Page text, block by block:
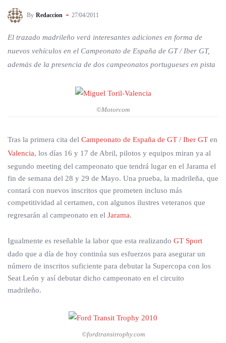
By Redaccion 27/04/2011
El trazado madrileño verá interesantes adiciones en forma de
nuevos vehículos en el Campeonato de España de GT / Iber GT,
además de la presencia de dos campeonatos portugueses en pista
©Motorcom
Tras la primera cita del Campeonato de España de GT / Iber GT en
Valencia, los días 16 y 17 de Abril, pilotos y equipos miran ya al
segundo meeting del campeonato que tendrá lugar en el Jarama el
fin de semana del 28 y 29 de Mayo. Una prueba, la madrileña, que
contará con nuevos inscritos que prometen incluso más
competitividad al certamen, con algunos ilustres veteranos que
regresarán al campeonato en el Jarama.
Igualmente es reseñable la labor que esta realizando GT Sport
dado que a día de hoy continúa sus esfuerzos para asegurar un
número de inscritos suficiente para debutar la Supercopa con los
Seat León y así debutar dicho campeonato en el circuito
madrileño.
©fordtransitrophy.com